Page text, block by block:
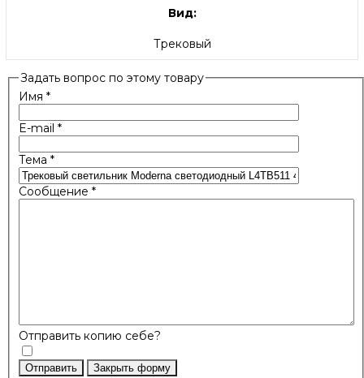
Вид:
Трековый
Задать вопрос по этому товару
Имя *
E-mail *
Тема *
Сообщение *
Отправить копию себе?
Отправить Закрыть форму